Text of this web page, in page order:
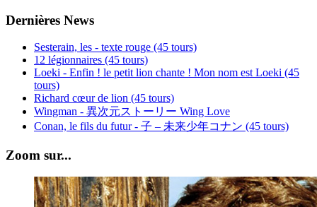
Dernières News
Sesterain, les - texte rouge (45 tours)
12 légionnaires (45 tours)
Loeki - Enfin ! le petit lion chante ! Mon nom est Loeki (45
tours)
Richard cœur de lion (45 tours)
Wingman - 異次元ストーリー Wing Love
Conan, le fils du futur - 子 – 未来少年コナン (45 tours)
Zoom sur...